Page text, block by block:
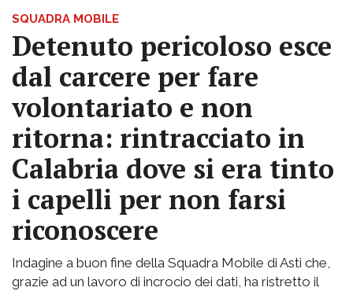
SQUADRA MOBILE
Detenuto pericoloso esce
dal carcere per fare
volontariato e non
ritorna: rintracciato in
Calabria dove si era tinto
i capelli per non farsi
riconoscere
Indagine a buon fine della Squadra Mobile di Asti che,
grazie ad un lavoro di incrocio dei dati, ha ristretto il